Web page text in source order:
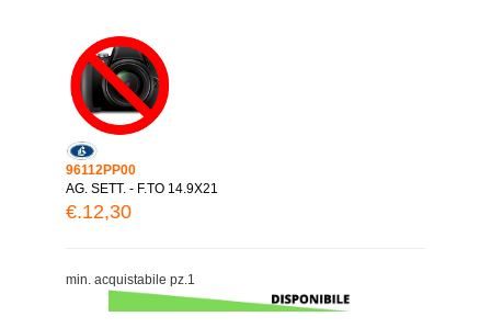
96112PP00
AG. SETT. - F.TO 14.9X21
€.12,30
min. acquistabile pz.1